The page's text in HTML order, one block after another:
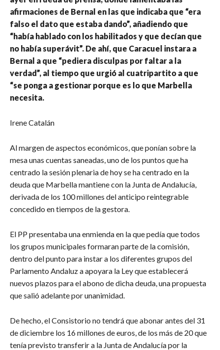
afirmaciones de Bernal en las que indicaba que “era
falso el dato que estaba dando”, añadiendo que
“había hablado con los habilitados y que decían que
no había superávit”. De ahí, que Caracuel instara a
Bernal a que “pediera disculpas por faltar a la
verdad”, al tiempo que urgió al cuatripartito a que
“se ponga a gestionar porque es lo que Marbella
necesita.
Irene Catalán
Al margen de aspectos económicos, que ponían sobre la
mesa unas cuentas saneadas, uno de los puntos que ha
centrado la sesión plenaria de hoy se ha centrado en la
deuda que Marbella mantiene con la Junta de Andalucía,
derivada de los 100 millones del anticipo reintegrable
concedido en tiempos de la gestora.
El PP presentaba una enmienda en la que pedía que todos
los grupos municipales formaran parte de la comisión,
dentro del punto para instar a los diferentes grupos del
Parlamento Andaluz a apoyara la Ley que establecerá
nuevos plazos para el abono de dicha deuda, una propuesta
que salió adelante por unanimidad.
De hecho, el Consistorio no tendrá que abonar antes del 31
de diciembre los 16 millones de euros, de los más de 20 que
tenía previsto transferir a la Junta de Andalucía por la